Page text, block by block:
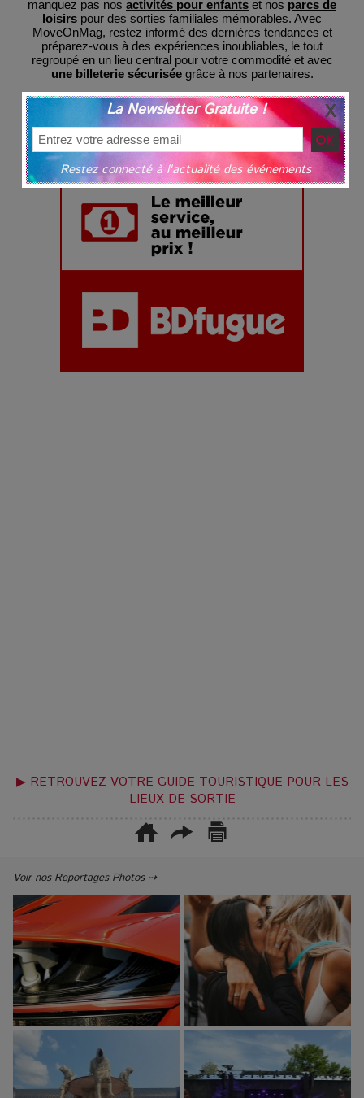
manquez pas nos activités pour enfants et nos parcs de
loisirs pour des sorties familiales mémorables. Avec
MoveOnMag, restez informé des dernières tendances et
préparez-vous à des expériences inoubliables, le tout
regroupé en un lieu central pour votre commodité et avec
une billeterie sécuriséegrâce à nos partenaires.
▶ RETROUVEZ VOTRE GUIDE TOURISTIQUE POUR LES
LIEUX DE SORTIE
Voir nos Reportages Photos ⇢
La Newsletter Gratuite !
Restez connecté à l'actualité des événements